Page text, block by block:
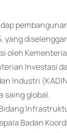
oleh
Investasi
Industri
saing global.
Badan